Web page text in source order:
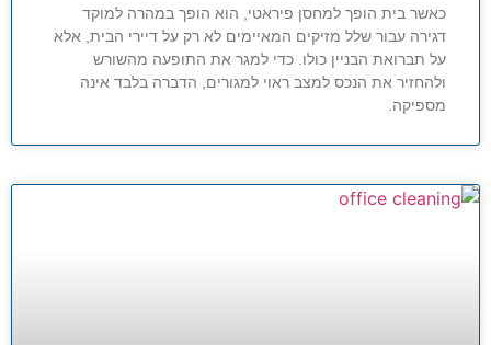
כאשר בית הופך למחסן פיראטי, הוא הופך במהרה למוקד
דגירה עבור שלל מזיקים המאיימים לא רק על דיירי הבית, אלא
על תברואת הבניין כולו. כדי למגר את התופעה מהשורש
ולהחזיר את הנכס למצב ראוי למגורים, הדברה בלבד אינה
מספיקה.